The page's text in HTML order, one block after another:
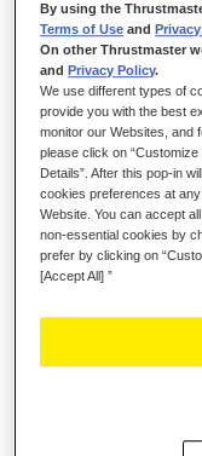
By using the
Terms of Use and
On other Thrustmaster
andPrivacy Policy.
We use different types of
provide you with the best
monitor our Websites, and
please click on
Details”. After this pop-in
cookies preferences at
Website. You can accept
non-essential cookies by
prefer by clicking on
[Accept All] ”